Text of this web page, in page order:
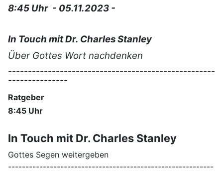
8:45 Uhr - 05.11.2023 -
In Touch mit Dr. Charles Stanley
Über Gottes Wort nachdenken
----------------------------------------------------
---------------
Ratgeber
8:45 Uhr
In Touch mit Dr. Charles Stanley
Gottes Segen weitergeben
-----------------------------------------------------------